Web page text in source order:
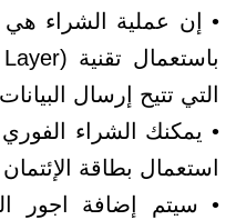
التي تتيح إرسال
• يمكنك الشراء الفوري
استعمال بطاقة
• سيتم إضافة اجور